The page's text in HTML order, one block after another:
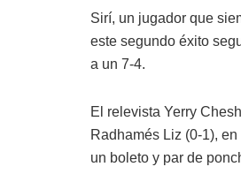
Sirí, un jugador que
este segundo éxito
a un 7-4.
El relevista Yerry
Radhamés Liz (0-1),
un boleto y par de